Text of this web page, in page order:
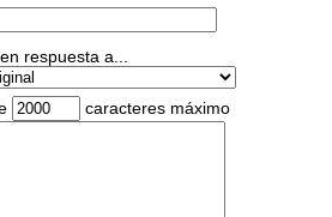
en respuesta a...
caracteres máximo